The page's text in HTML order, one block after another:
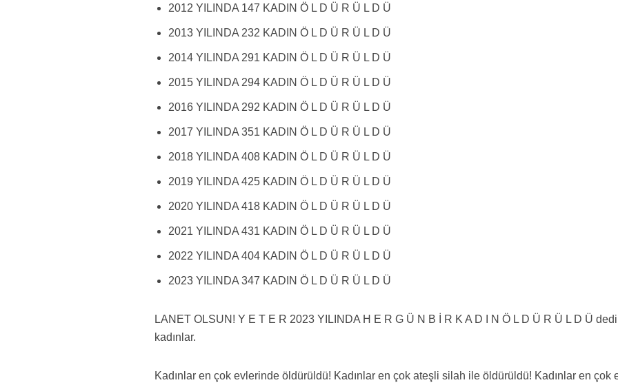
2012 YILINDA 147 KADIN Ö L D Ü R Ü L D Ü
2013 YILINDA 232 KADIN Ö L D Ü R Ü L D Ü
2014 YILINDA 291 KADIN Ö L D Ü R Ü L D Ü
2015 YILINDA 294 KADIN Ö L D Ü R Ü L D Ü
2016 YILINDA 292 KADIN Ö L D Ü R Ü L D Ü
2017 YILINDA 351 KADIN Ö L D Ü R Ü L D Ü
2018 YILINDA 408 KADIN Ö L D Ü R Ü L D Ü
2019 YILINDA 425 KADIN Ö L D Ü R Ü L D Ü
2020 YILINDA 418 KADIN Ö L D Ü R Ü L D Ü
2021 YILINDA 431 KADIN Ö L D Ü R Ü L D Ü
2022 YILINDA 404 KADIN Ö L D Ü R Ü L D Ü
2023 YILINDA 347 KADIN Ö L D Ü R Ü L D Ü
LANET OLSUN! Y E T E R 2023 YILINDA H E R G Ü N B İ R K A D I N Ö L D Ü R Ü L D Ü dedi
kadınlar.
Kadınlar en çok evlerinde öldürüldü! Kadınlar en çok ateşli silah ile öldürüldü! Kadınlar en çok